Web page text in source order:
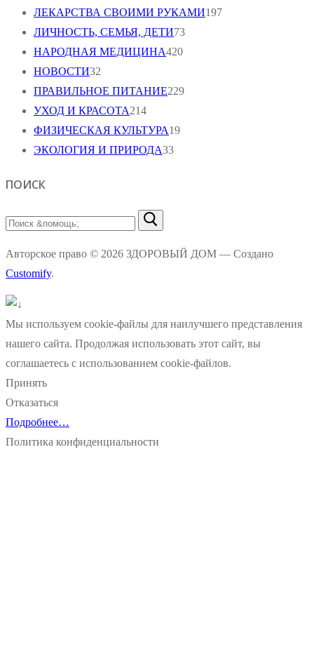
ЛЕКАРСТВА СВОИМИ РУКАМИ197
ЛИЧНОСТЬ, СЕМЬЯ, ДЕТИ73
НАРОДНАЯ МЕДИЦИНА420
НОВОСТИ32
ПРАВИЛЬНОЕ ПИТАНИЕ229
УХОД И КРАСОТА214
ФИЗИЧЕСКАЯ КУЛЬТУРА19
ЭКОЛОГИЯ И ПРИРОДА33
ПОИСК
Найти:
Авторское право © 2026 ЗДОРОВЫЙ ДОМ — Создано
Customify.
Мы используем cookie-файлы для наилучшего представления
нашего сайта. Продолжая использовать этот сайт, вы
соглашаетесь с использованием cookie-файлов.
Принять
Отказаться
Подробнее…
Политика конфиденциальности